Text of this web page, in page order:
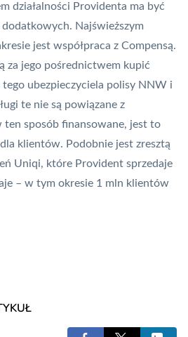
działalności Providenta ma być
Najświeższym
jest współpraca z Compensą.
za jego pośrednictwem kupić
ubezpieczyciela polisy NNW i
te nie są powiązane z
ten sposób finansowane, jest to
klientów. Podobnie jest zresztą
Uniqi, które Provident sprzedaje
– w tym okresie 1 mln klientów